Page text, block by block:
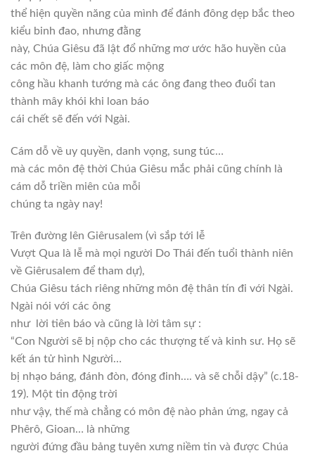
thể hiện quyền năng của mình để đánh đông dẹp bắc theo
kiểu binh đao, nhưng đằng
này, Chúa Giêsu đã lật đổ những mơ ước hão huyền của
các môn đệ, làm cho giấc mộng
công hầu khanh tướng mà các ông đang theo đuổi tan
thành mây khói khi loan báo
cái chết sẽ đến với Ngài.
Cám dỗ về uy quyền, danh vọng, sung túc…
mà các môn đệ thời Chúa Giêsu mắc phải cũng chính là
cám dỗ triền miên của mỗi
chúng ta ngày nay!
Trên đường lên Giêrusalem (vì sắp tới lễ
Vượt Qua là lễ mà mọi người Do Thái đến tuổi thành niên
về Giêrusalem để tham dự),
Chúa Giêsu tách riêng những môn đệ thân tín đi với Ngài.
Ngài nói với các ông
như
lời tiên báo và cũng là lời tâm sự :
“Con Người sẽ bị nộp cho các thượng tế và kinh sư. Họ sẽ
kết án tử hình Người…
bị nhạo báng, đánh đòn, đóng đinh…. và sẽ chỗi dậy” (c.18-
19). Một tin động trời
như vậy, thế mà chẳng có môn đệ nào phản ứng, ngay cả
Phêrô, Gioan… là những
người đứng đầu bảng tuyên xưng niềm tin và được Chúa